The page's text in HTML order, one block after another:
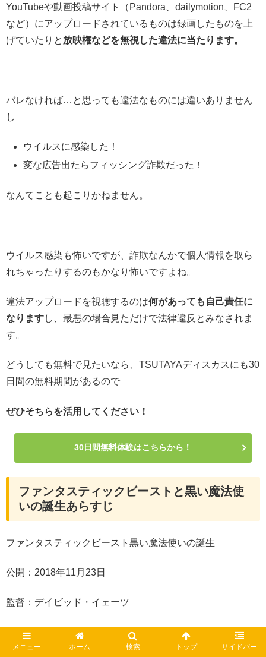
YouTubeや動画投稿サイト（Pandora、dailymotion、FC2
など）にアップロードされているものは録画したものを上
げていたりと 放映権などを無視した違法に当たります。
バレなければ…と思っても違法なものには違いありません
し
ウイルスに感染した！
変な広告出たらフィッシング詐欺だった！
なんてことも起こりかねません。
ウイルス感染も怖いですが、詐欺なんかで個人情報を取ら
れちゃったりするのもかなり怖いですよね。
違法アップロードを視聴するのは何があっても自己責任に
なりますし、最悪の場合見ただけで法律違反とみなされま
す。
どうしても無料で見たいなら、TSUTAYAディスカスにも30
日間の無料期間があるので
ぜひそちらを活用してください！
30日間無料体験はこちらから！
ファンタスティックビーストと黒い魔法使
いの誕生あらすじ
ファンタスティックビースト黒い魔法使いの誕生
公開：2018年11月23日
監督：デイビッド・イェーツ
原作／脚本：J.K.ローリング
メニュー ホーム 検索 トップ サイドバー